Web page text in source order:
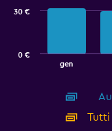
gen
0 €
30 €
End
Tutti